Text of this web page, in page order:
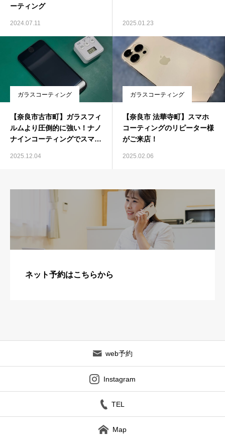
ーティング
2024.07.11 2025.01.23
ガラスコーティング
【奈良市古市町】ガラスフィ
ルムより圧倒的に強い！ナノ
ナインコーティングでスマホ
2025.12.04
ガラスコーティング
【奈良市 法華寺町】スマホ
コーティングのリピーター様
がご来店！
2025.02.06
ネット予約はこちらから
web予約
Instagram
TEL
Map